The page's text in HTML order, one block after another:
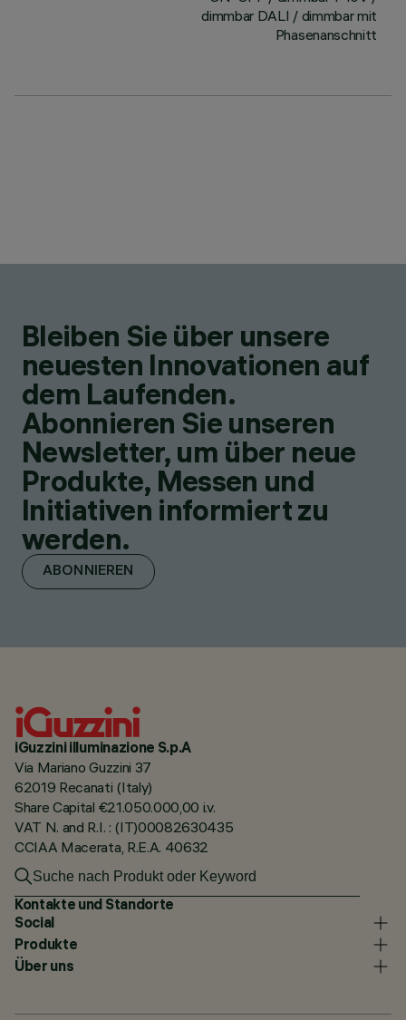
dimmbar DALI / dimmbar mit
Phasenanschnitt
Bleiben Sie über unsere
neuesten Innovationen auf
dem Laufenden.
Abonnieren Sie unseren
Newsletter, um über neue
Produkte, Messen und
Initiativen informiert zu
werden.
ABONNIEREN
iGuzzini illuminazione S.p.A
Via Mariano Guzzini 37
62019 Recanati (Italy)
Share Capital €21.050.000,00 i.v.
VAT N. and R.I. : (IT)00082630435
CCIAA Macerata, R.E.A. 40632
Kontakte und Standorte
Social
Produkte
Über uns